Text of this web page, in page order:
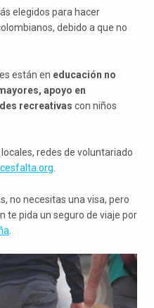
elegidos para hacer
debido a que no
están en educación no
apoyo en
recreativas con niños
redes de voluntariado
.
no necesitas una visa, pero
te pida un seguro de viaje por